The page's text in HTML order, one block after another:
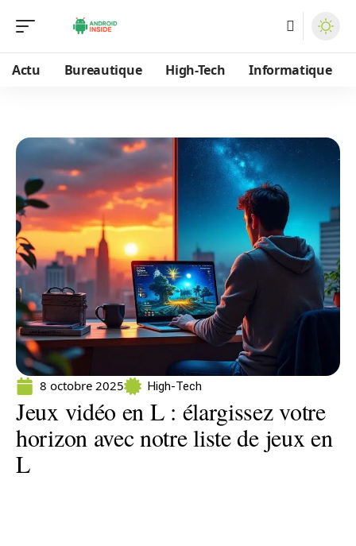
Actu Bureautique High-Tech Informatique
8 octobre 2025 High-Tech
Jeux vidéo en L : élargissez votre
horizon avec notre liste de jeux en
L